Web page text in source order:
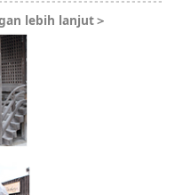
lebih lanjut＞